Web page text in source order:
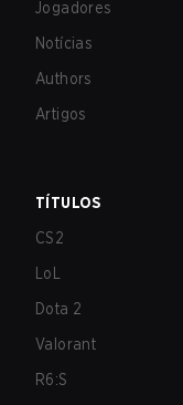
Jogadores
Notícias
Authors
Artigos
TÍTULOS
CS2
LoL
Dota 2
Valorant
R6:S